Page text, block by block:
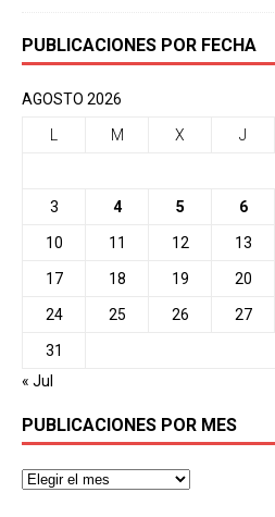
PUBLICACIONES POR FECHA
AGOSTO 2026
M X J
3 4 5 6
10 11 12 13
17 18 19 20
24 25 26 27
31
« Jul
PUBLICACIONES POR MES